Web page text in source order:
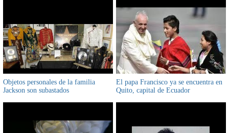
Objetos personales de la familia
Jackson son subastados
El papa Francisco ya se encuentra en
Quito, capital de Ecuador